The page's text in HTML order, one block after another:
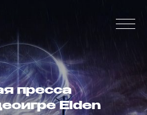
пресса
Elden